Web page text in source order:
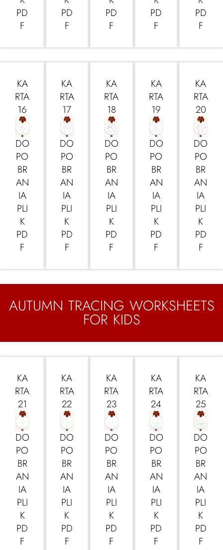
PD
F
PD
F
PD
F
PD
F
PD
F
KA
RTA
16
DO
PO
BR
AN
IA
PLI
K
PD
F
KA
RTA
17
DO
PO
BR
AN
IA
PLI
K
PD
F
KA
RTA
18
DO
PO
BR
AN
IA
PLI
K
PD
F
KA
RTA
19
DO
PO
BR
AN
IA
PLI
K
PD
F
KA
RTA
20
DO
PO
BR
AN
IA
PLI
K
PD
F
AUTUMN TRACING WORKSHEETS
FOR KIDS
KA
RTA
21
DO
PO
BR
AN
IA
PLI
K
PD
F
KA
RTA
22
DO
PO
BR
AN
IA
PLI
K
PD
F
KA
RTA
23
DO
PO
BR
AN
IA
PLI
K
PD
F
KA
RTA
24
DO
PO
BR
AN
IA
PLI
K
PD
F
KA
RTA
25
DO
PO
BR
AN
IA
PLI
K
PD
F